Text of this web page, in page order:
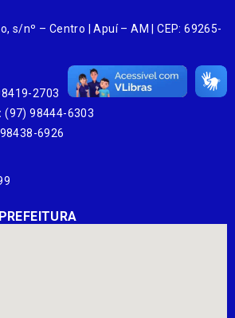
s/nº – Centro | Apuí – AM | CEP: 69265-
2703
(97) 98444-6303
6926